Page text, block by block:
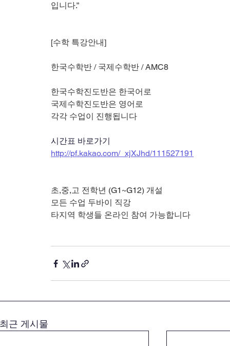
입니다.”
[수학 특강안내]
한국수학반 / 국제수학반 / AMC8
한국수학진도반은 한국어로
국제수학진도반은 영어로
각각 수업이 진행됩니다
시간표 바로가기
http://pf.kakao.com/_xjXJhd/111527191
초,중,고 전학년 (G1~G12) 개설
모든 수업 두바이 직강
타지역 학생들 온라인 참여 가능합니다
최근 게시물